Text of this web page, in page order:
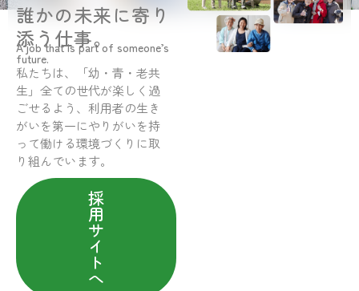
誰かの未来に寄り
添う仕事。
A job that is part of someone’s
future.
私たちは、「幼・青・老共
生」全ての世代が楽しく過
ごせるよう、利用者の生き
がいを第一にやりがいを持
って働ける環境づくりに取
り組んでいます。
採
用
サ
イ
ト
へ